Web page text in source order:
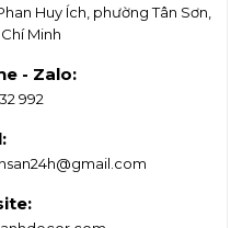
Huy Ích, phường Tân Sơn,
Minh
- Zalo:
992